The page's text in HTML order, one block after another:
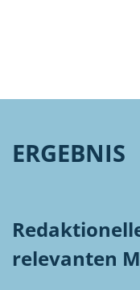
ERGEBNIS
relevanten